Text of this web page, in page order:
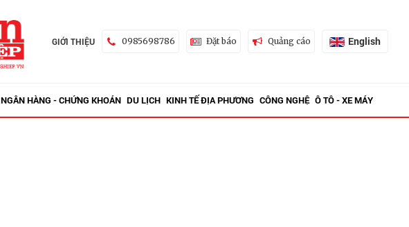
GIỚI THIỆU 0985698786 Đặt báo Quảng cáo English
NGÂN HÀNG - CHỨNG KHOÁN DU LỊCH KINH TẾ ĐỊA PHƯƠNG CÔNG NGHỆ Ô TÔ - XE MÁY